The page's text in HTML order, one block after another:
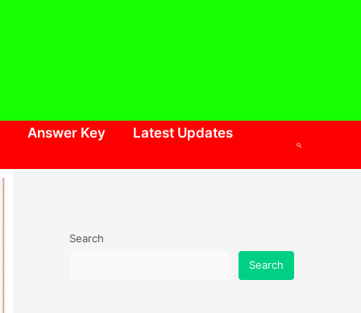
Answer Key Latest Updates
Search
Search
Search